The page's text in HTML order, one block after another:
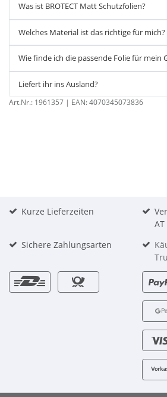
Was ist BROTECT Matt Schutzfolien?
Welches Material ist das richtige für mich?
Wie finde ich die passende Folie für mein
Liefert ihr ins Ausland?
Art.Nr.: 1961357 | EAN:4070345073836
Kurze Lieferzeiten
Sichere Zahlungsarten